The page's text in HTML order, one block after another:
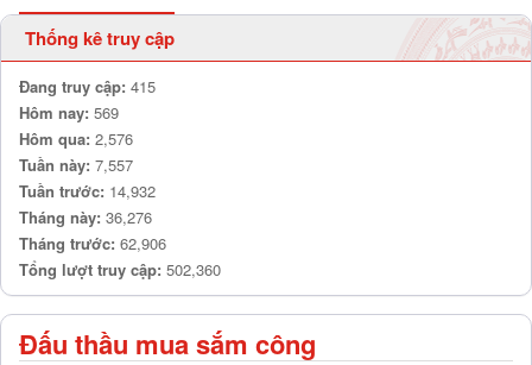
Thống kê truy cập
Đang truy cập: 415
Hôm nay: 569
Hôm qua: 2,576
Tuần này: 7,557
Tuần trước: 14,932
Tháng này: 36,276
Tháng trước: 62,906
Tổng lượt truy cập: 502,360
Đấu thầu mua sắm công